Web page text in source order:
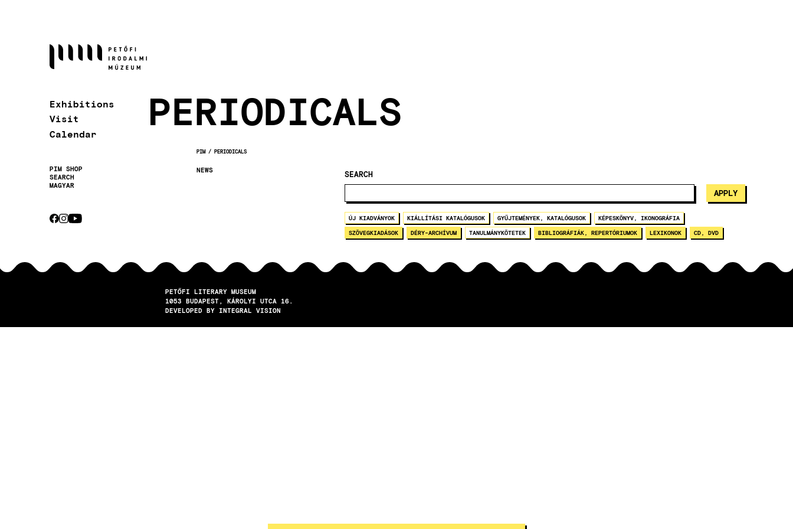
Exhibitions
Visit
Calendar
Secondary
PIM SHOP
SEARCH
MAGYAR
PIM PERIODICALS
NEWS
PERIODICALS
SEARCH
ÚJ KIADVÁNYOK KIÁLLÍTÁSI KATALÓGUSOK GYŰJTEMÉNYEK, KATALÓGUSOK KÉPESKÖNYV, IKONOGRÁFIA
SZÖVEGKIADÁSOK DÉRY-ARCHÍVUM TANULMÁNYKÖTETEK BIBLIOGRÁFIÁK, REPERTÓRIUMOK LEXIKONOK CD, DVD
PETŐFI LITERARY MUSEUM
1053
BUDAPEST
KÁROLYI UTCA 16.
DEVELOPED BY INTEGRAL VISION